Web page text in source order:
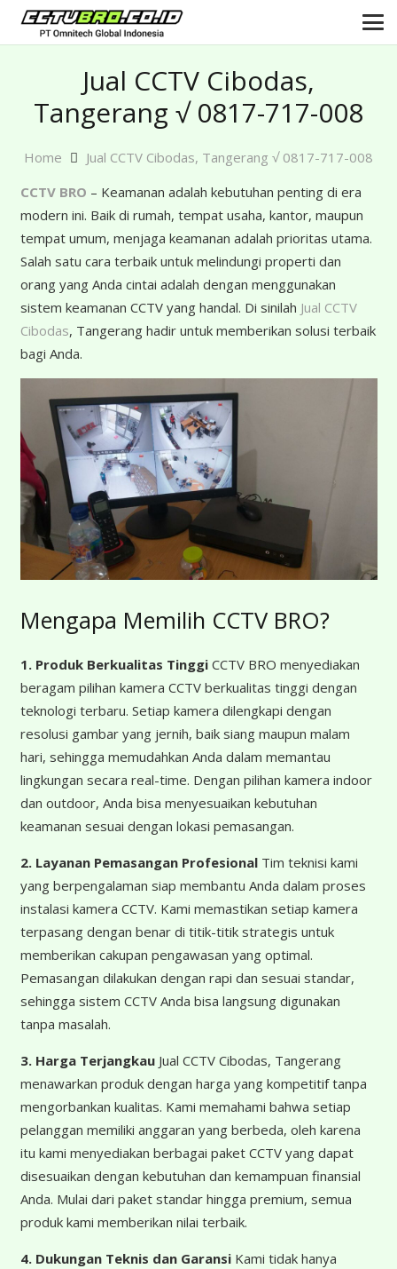
Jual CCTV Cibodas,
Tangerang √ 0817-717-008
Home
Jual CCTV Cibodas, Tangerang √ 0817-717-008
CCTV BRO – Keamanan adalah kebutuhan penting di era
modern ini. Baik di rumah, tempat usaha, kantor, maupun
tempat umum, menjaga keamanan adalah prioritas utama.
Salah satu cara terbaik untuk melindungi properti dan
orang yang Anda cintai adalah dengan menggunakan
sistem keamanan CCTV yang handal. Di sinilah Jual CCTV
Cibodas, Tangerang hadir untuk memberikan solusi terbaik
bagi Anda.
Mengapa Memilih CCTV BRO?
1. Produk Berkualitas TinggiCCTV BRO menyediakan
beragam pilihan kamera CCTV berkualitas tinggi dengan
teknologi terbaru. Setiap kamera dilengkapi dengan
resolusi gambar yang jernih, baik siang maupun malam
hari, sehingga memudahkan Anda dalam memantau
lingkungan secara real-time. Dengan pilihan kamera indoor
dan outdoor, Anda bisa menyesuaikan kebutuhan
keamanan sesuai dengan lokasi pemasangan.
2. Layanan Pemasangan ProfesionalTim teknisi kami
yang berpengalaman siap membantu Anda dalam proses
instalasi kamera CCTV. Kami memastikan setiap kamera
terpasang dengan benar di titik-titik strategis untuk
memberikan cakupan pengawasan yang optimal.
Pemasangan dilakukan dengan rapi dan sesuai standar,
sehingga sistem CCTV Anda bisa langsung digunakan
tanpa masalah.
3. Harga TerjangkauJual CCTV Cibodas, Tangerang
menawarkan produk dengan harga yang kompetitif tanpa
mengorbankan kualitas. Kami memahami bahwa setiap
pelanggan memiliki anggaran yang berbeda, oleh karena
itu kami menyediakan berbagai paket CCTV yang dapat
disesuaikan dengan kebutuhan dan kemampuan finansial
Anda. Mulai dari paket standar hingga premium, semua
produk kami memberikan nilai terbaik.
4. Dukungan Teknis dan GaransiKami tidak hanya